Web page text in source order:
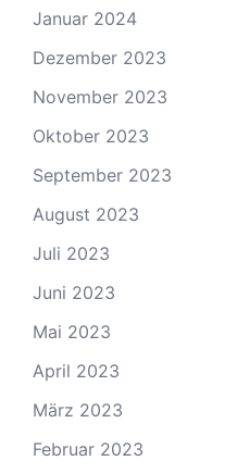
Januar 2024
Dezember 2023
November 2023
Oktober 2023
September 2023
August 2023
Juli 2023
Juni 2023
Mai 2023
April 2023
März 2023
Februar 2023